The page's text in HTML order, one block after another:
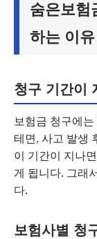
숨은보험
하는 이유
청구 기간이
보험금 청구에
테면, 사고 발생
이 기간이 지나
게 됩니다. 그래
다.
보험사별 청